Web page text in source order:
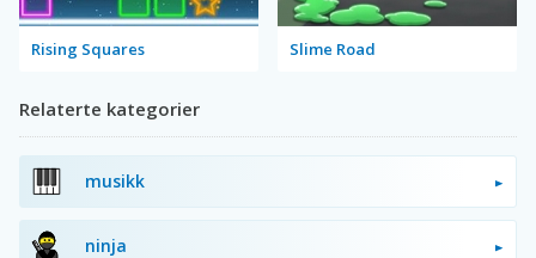
Rising Squares Slime Road
Relaterte kategorier
musikk
ninja